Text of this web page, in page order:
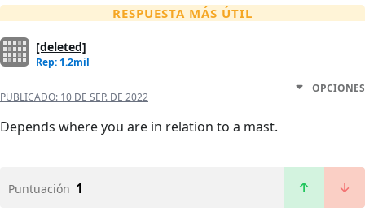
RESPUESTA MÁS ÚTIL
[deleted]
Rep: 1.2mil
PUBLICADO: 10 DE SEP. DE 2022
OPCIONES
Depends where you are in relation to a mast.
Puntuación 1